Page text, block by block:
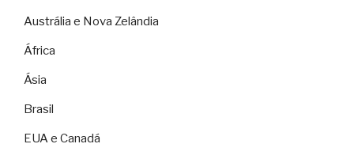
Austrália e Nova Zelândia
África
Ásia
Brasil
EUA e Canadá